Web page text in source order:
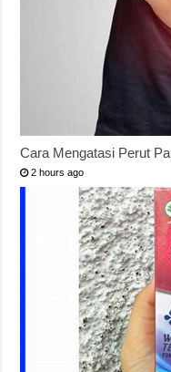
Cara Mengatasi Perut
2 hours ago